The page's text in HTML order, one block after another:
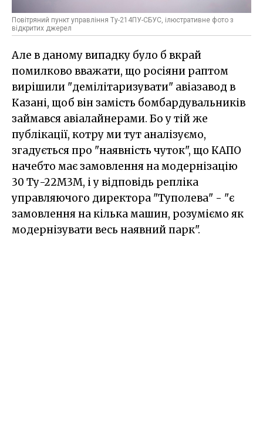
Повітряний пункт управління Ту-214ПУ-СБУС, ілюстративне фото з
відкритих джерел
Але в даному випадку було б вкрай
помилково вважати, що росіяни раптом
вирішили "демілітаризувати" авіазавод в
Казані, щоб він замість бомбардувальників
займався авіалайнерами. Бо у тій же
публікації, котру ми тут аналізуємо,
згадується про "наявність чуток", що КАПО
начебто має замовлення на модернізацію
30 Ту-22М3М, і у відповідь репліка
управляючого директора "Туполева" - "є
замовлення на кілька машин, розуміємо як
модернізувати весь наявний парк".